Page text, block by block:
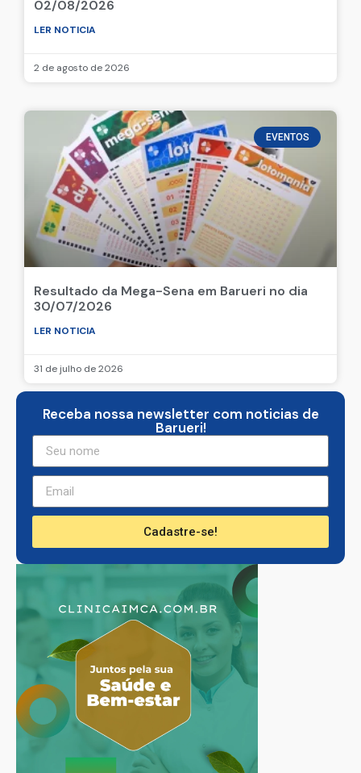
02/08/2026
LER NOTICIA
2 de agosto de 2026
EVENTOS
Resultado da Mega-Sena em Barueri no dia
30/07/2026
LER NOTICIA
31 de julho de 2026
Receba nossa newsletter com noticias de
Barueri!
Cadastre-se!